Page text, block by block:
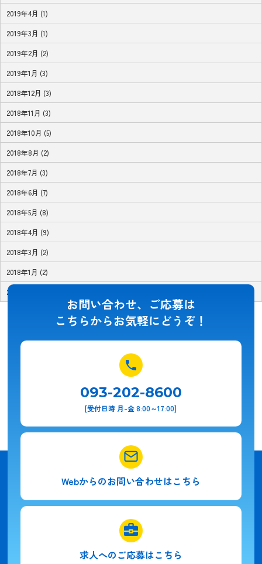
2019年4月 (1)
2019年3月 (1)
2019年2月 (2)
2019年1月 (3)
2018年12月 (3)
2018年11月 (3)
2018年10月 (5)
2018年8月 (2)
2018年7月 (3)
2018年6月 (7)
2018年5月 (8)
2018年4月 (9)
2018年3月 (2)
2018年1月 (2)
2017年11月 (1)
お問い合わせ、ご応募は
こちらからお気軽にどうぞ！
093-202-8600
[受付日時 月-金 8:00～17:00]
Webからのお問い合わせはこちら
求人へのご応募はこちら